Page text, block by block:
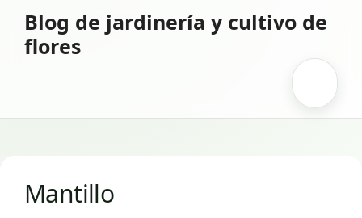
contenido
Blog de jardinería y cultivo de
flores
Mantillo